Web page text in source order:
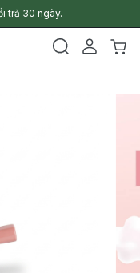
trả 30 ngày.